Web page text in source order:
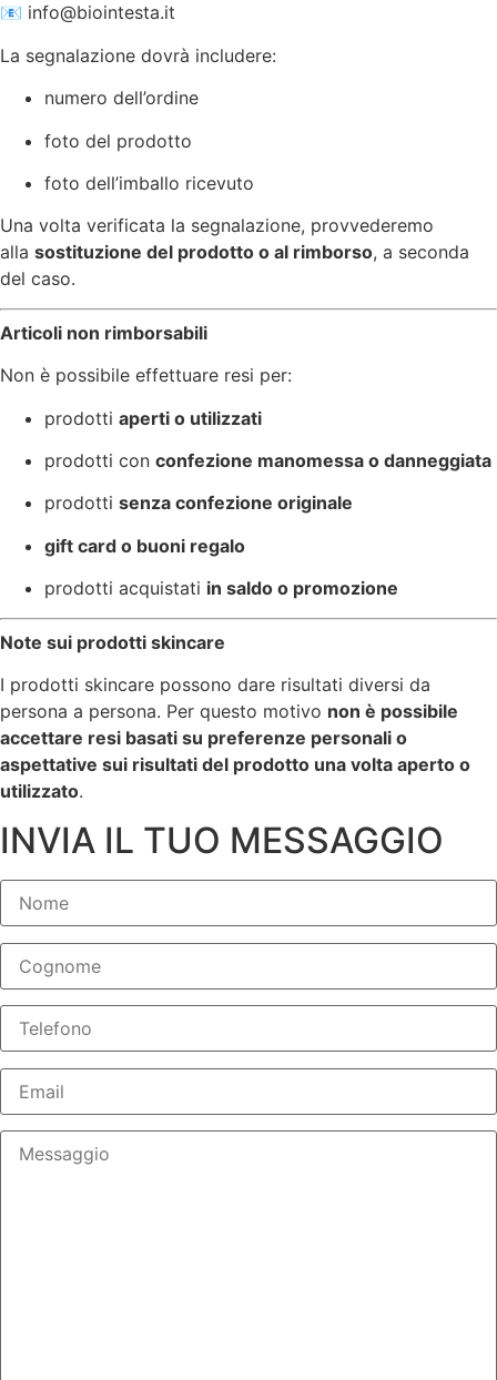
📧 info@biointesta.it
La segnalazione dovrà includere:
numero dell’ordine
foto del prodotto
foto dell’imballo ricevuto
Una volta verificata la segnalazione, provvederemo
alla sostituzione del prodotto o al rimborso, a seconda
del caso.
Articoli non rimborsabili
Non è possibile effettuare resi per:
prodotti aperti o utilizzati
prodotti con confezione manomessa o danneggiata
prodotti senza confezione originale
gift card o buoni regalo
prodotti acquistati in saldo o promozione
Note sui prodotti skincare
I prodotti skincare possono dare risultati diversi da
persona a persona. Per questo motivo non è possibile
accettare resi basati su preferenze personali o
aspettative sui risultati del prodotto una volta aperto o
utilizzato.
INVIA IL TUO MESSAGGIO